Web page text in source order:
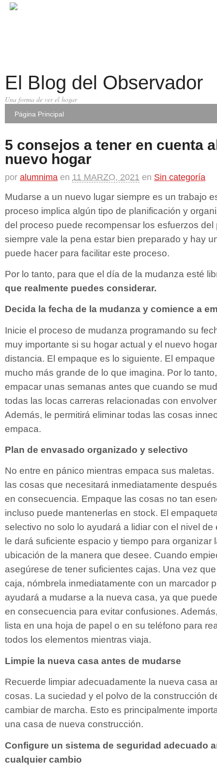
El Blog del Observador
Una forma de ver el hogar
Página Principal
5 consejos a tener en cuenta
nuevo hogar
por alumnima en 11 MARZO, 2021 en Sin categoría
Mudarse a un nuevo lugar siempre es un trabajo
proceso implica algún tipo de planificación y
del proceso puede recompensar los esfuerzos del
siempre vale la pena estar bien preparado y hay
puede hacer para facilitar este proceso.
Por lo tanto, para que el día de la mudanza esté
que realmente puedes considerar.
Decida la fecha de la mudanza y comience a
Inicie el proceso de mudanza programando su
muy importante si su hogar actual y el nuevo
distancia. El empaque es lo siguiente. El
mucho más grande de lo que imagina. Por lo
empacar unas semanas antes que cuando se
todas las locas carreras relacionadas con
Además, le permitirá eliminar todas las cosas
empaca.
Plan de envasado organizado y selectivo
No entre en pánico mientras empaca sus
las cosas que necesitará inmediatamente
en consecuencia. Empaque las cosas no tan
incluso puede mantenerlas en stock. El
selectivo no solo lo ayudará a lidiar con el nivel
le dará suficiente espacio y tiempo para organizar
ubicación de la manera que desee. Cuando
asegúrese de tener suficientes cajas. Una vez
caja, nómbrela inmediatamente con un marcador
ayudará a mudarse a la nueva casa, ya que
en consecuencia para evitar confusiones.
lista en una hoja de papel o en su teléfono para
todos los elementos mientras viaja.
Limpie la nueva casa antes de mudarse
Recuerde limpiar adecuadamente la nueva casa
cosas. La suciedad y el polvo de la construcción
cambiar de marcha. Esto es principalmente
una casa de nueva construcción.
Configure un sistema de seguridad adecuado
cualquier cambio